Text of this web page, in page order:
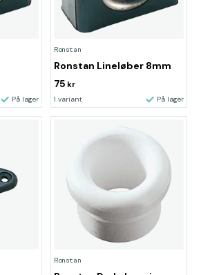
På lager
Ronstan
Ronstan Lineløber 8mm
75 kr
1 variant På lager
Ronstan